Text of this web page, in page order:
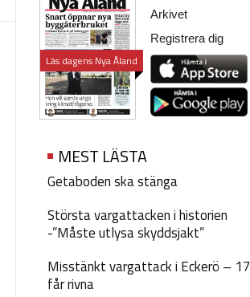
Läs dagens Nya Åland
Arkivet
Registrera dig
MEST LÄSTA
Getaboden ska stänga
Största vargattacken i historien
-”Måste utlysa skyddsjakt”
Misstänkt vargattack i Eckerö – 17
får rivna